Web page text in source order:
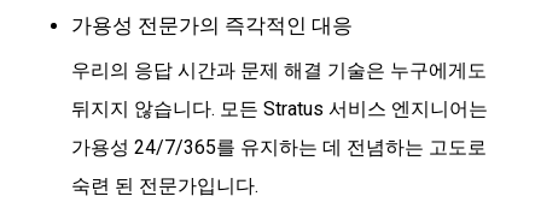
가용성 전문가의 즉각적인 대응
우리의 응답 시간과 문제 해결 기술은 누구에게도
뒤지지 않습니다. 모든 Stratus 서비스 엔지니어는
가용성 24/7/365를 유지하는 데 전념하는 고도로
숙련 된 전문가입니다.